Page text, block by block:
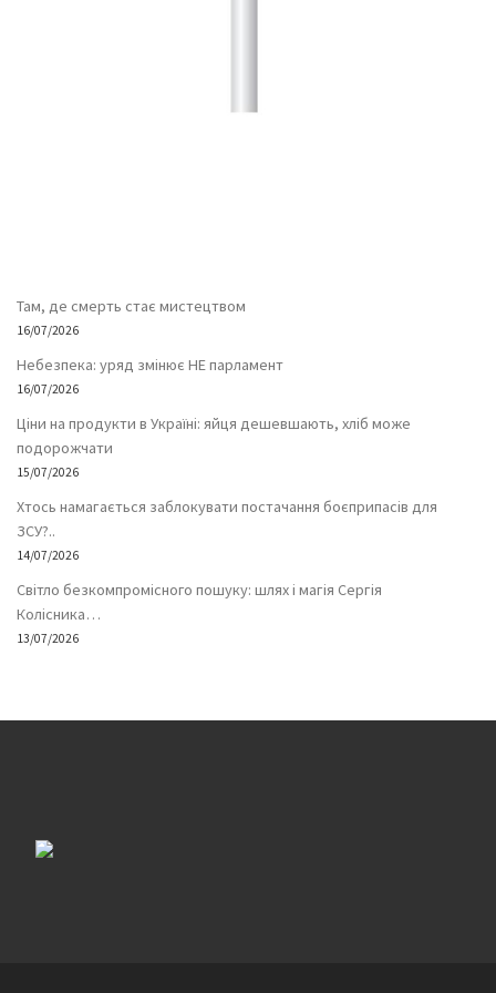
Там, де смерть стає мистецтвом
16/07/2026
Небезпека: уряд змінює НЕ парламент
16/07/2026
Ціни на продукти в Україні: яйця дешевшають, хліб може
подорожчати
15/07/2026
Хтось намагається заблокувати постачання боєприпасів для
ЗСУ?..
14/07/2026
Світло безкомпромісного пошуку: шлях і магія Сергія
Колісника…
13/07/2026